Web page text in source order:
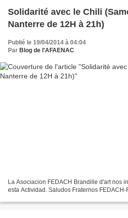
Solidarité avec le Chili
Nanterre de 12H à 21h)
Publié le 19/04/2014 à 04:04
Par Blog de l'AFAENAC
La Asociacion FEDACH Brandille d'art nos
esta Actividad. Saludos Fraternos FEDACH-